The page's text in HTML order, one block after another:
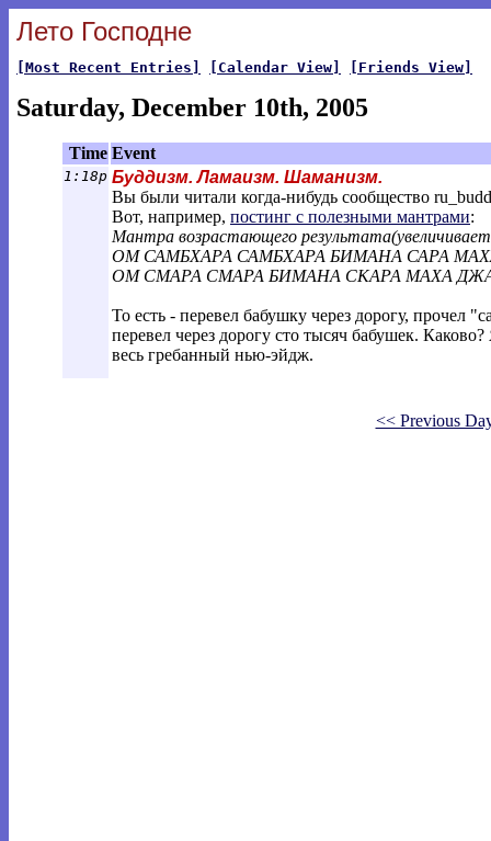
Лето Господне
[Most Recent Entries] [Calendar View] [Friends View]
Saturday, December 10th, 2005
Time Event
1:18p Буддизм. Ламаизм. Шаманизм.
Вы были читали когда-нибудь сообщество
Вот, например, постинг c полезными мантрами:
Мантра возрастающего
ОМ САМБХАРА САМБХАРА БИМАНА САРА
ОМ СМАРА СМАРА БИМАНА СКАРА МАХА
То есть - перевел бабушку через дорогу, прочел
перевел через дорогу сто тысяч бабушек.
весь гребанный нью-эйдж.
<< Previous